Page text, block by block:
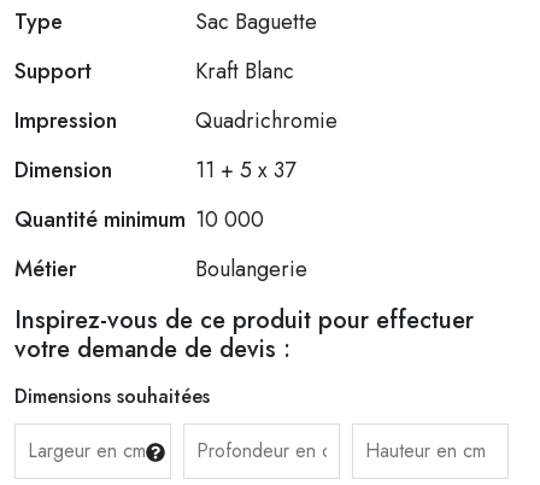
Type
Sac Baguette
Support
Kraft Blanc
Impression
Quadrichromie
Dimension
11 + 5 x 37
Quantité minimum 10 000
Métier
Boulangerie
Inspirez-vous de ce produit pour effectuer
votre demande de devis :
Dimensions souhaitées